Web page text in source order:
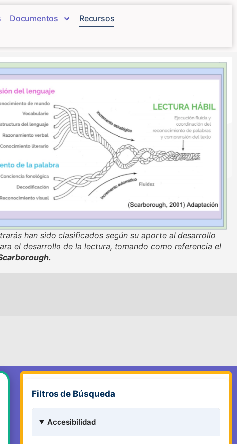
Documentos Recursos
han sido clasificados según su aporte al desarrollo
el desarrollo de la lectura, tomando como referencia el
Filtros de Búsqueda
Accesibilidad